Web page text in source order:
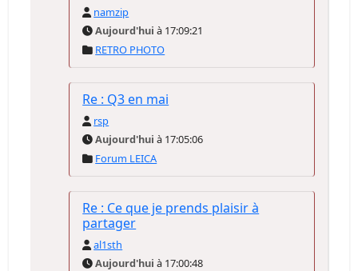
namzip
Aujourd'hui à 17:09:21
RETRO PHOTO
Re : Q3 en mai
rsp
Aujourd'hui à 17:05:06
Forum LEICA
Re : Ce que je prends plaisir à
partager
al1sth
Aujourd'hui à 17:00:48